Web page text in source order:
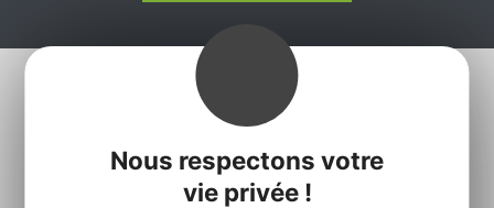
Nous respectons votre
vie privée !